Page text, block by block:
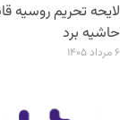
لایحه تحریم روسیه
حاشیه برد
۶ مرداد ۱۴۰۵